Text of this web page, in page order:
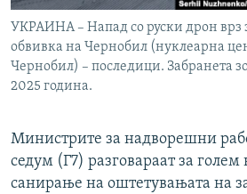
УКРАИНА – Напад со руски дрон врз
обвивка на Чернобил (нуклеарна
Чернобил) – последици. Забранета
2025 година.
Министрите за надворешни
седум (Г7) разговараат за голем
санирање на оштетувањата на